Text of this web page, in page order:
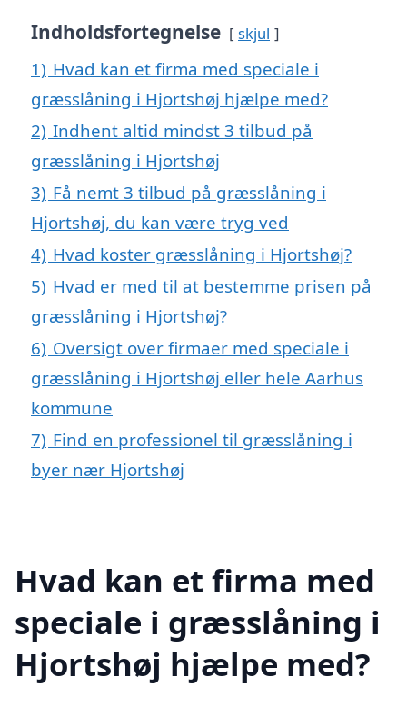
Indholdsfortegnelse skjul
1) Hvad kan et firma med speciale i
græsslåning i Hjortshøj hjælpe med?
2) Indhent altid mindst 3 tilbud på
græsslåning i Hjortshøj
3) Få nemt 3 tilbud på græsslåning i
Hjortshøj, du kan være tryg ved
4) Hvad koster græsslåning i Hjortshøj?
5) Hvad er med til at bestemme prisen på
græsslåning i Hjortshøj?
6) Oversigt over firmaer med speciale i
græsslåning i Hjortshøj eller hele Aarhus
kommune
7) Find en professionel til græsslåning i
byer nær Hjortshøj
Hvad kan et firma med
speciale i græsslåning i
Hjortshøj hjælpe med?